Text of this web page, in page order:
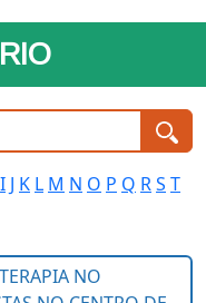
I J K L M N O P Q RS T